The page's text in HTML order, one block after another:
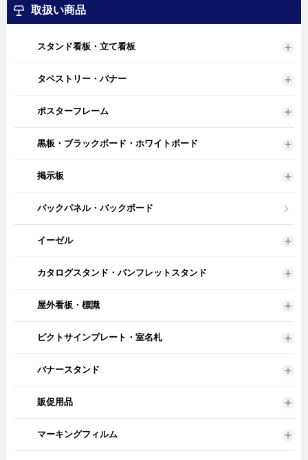
取扱い商品
スタンド看板・立て看板
タペストリー・バナー
ポスターフレーム
黒板・ブラックボード・ホワイトボード
掲示板
バックパネル・バックボード
イーゼル
カタログスタンド・パンフレットスタンド
屋外看板・標識
ピクトサインプレート・室名札
バナースタンド
販促用品
マーキングフィルム